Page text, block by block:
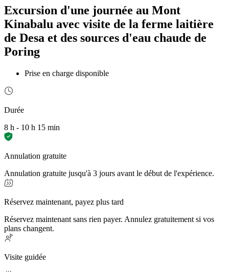
Excursion d'une journée au Mont
Kinabalu avec visite de la ferme laitière
de Desa et des sources d'eau chaude de
Poring
Prise en charge disponible
Durée
8 h - 10 h 15 min
Annulation gratuite
Annulation gratuite jusqu'à 3 jours avant le début de l'expérience.
Réservez maintenant, payez plus tard
Réservez maintenant sans rien payer. Annulez gratuitement si vos
plans changent.
Visite guidée